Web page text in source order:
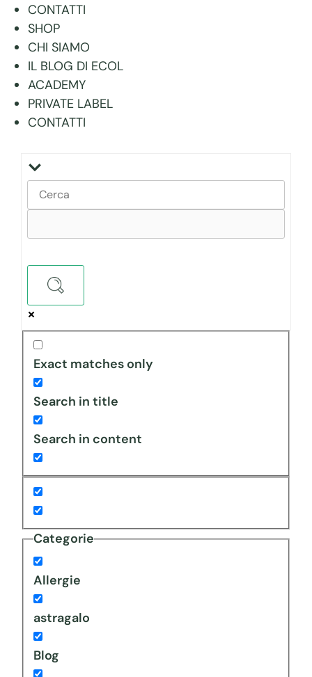
CONTATTI
SHOP
CHI SIAMO
IL BLOG DI ECOL
ACADEMY
PRIVATE LABEL
CONTATTI
Exact matches only
Search in title
Search in content
Categorie
Allergie
astragalo
Blog